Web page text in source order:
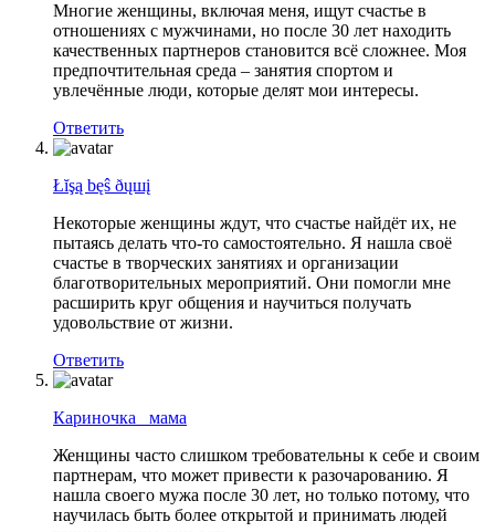
Многие женщины, включая меня, ищут счастье в
отношениях с мужчинами, но после 30 лет находить
качественных партнеров становится всё сложнее. Моя
предпочтительная среда – занятия спортом и
увлечённые люди, которые делят мои интересы.
Ответить
Łĭşą bęŝ ðųшį
Некоторые женщины ждут, что счастье найдёт их, не
пытаясь делать что-то самостоятельно. Я нашла своё
счастье в творческих занятиях и организации
благотворительных мероприятий. Они помогли мне
расширить круг общения и научиться получать
удовольствие от жизни.
Ответить
Кариночка _мама
Женщины часто слишком требовательны к себе и своим
партнерам, что может привести к разочарованию. Я
нашла своего мужа после 30 лет, но только потому, что
научилась быть более открытой и принимать людей